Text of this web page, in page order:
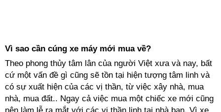
Vì sao cần cúng xe máy mới mua về?
Theo phong thủy tâm lân của người Việt xưa và nay, bất
cứ một vấn đề gì cũng sẽ tồn tại hiện tượng tâm linh và
có sự xuất hiện của các vị thần, từ việc xây nhà, mua
nhà, mua đất.. Ngay cả việc mua một chiếc xe mới cũng